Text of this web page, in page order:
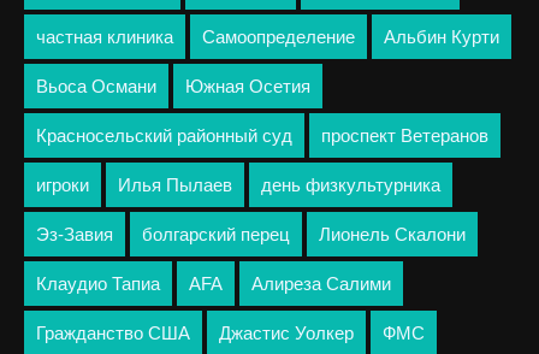
частная клиника Самоопределение Альбин Курти
Вьоса Османи Южная Осетия
Красносельский районный суд проспект Ветеранов
игроки Илья Пылаев день физкультурника
Эз-Завия болгарский перец Лионель Скалони
Клаудио Тапиа AFA Алиреза Салими
Гражданство США Джастис Уолкер ФМС